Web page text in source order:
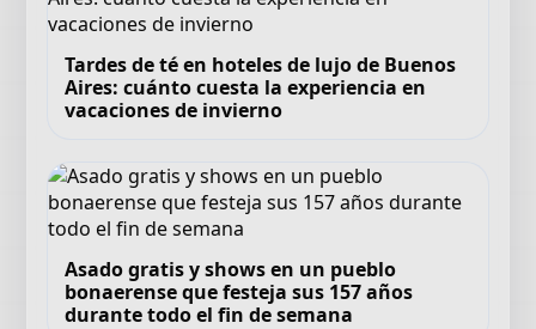
Tardes de té en hoteles de lujo de Buenos
Aires: cuánto cuesta la experiencia en
vacaciones de invierno
Asado gratis y shows en un pueblo
bonaerense que festeja sus 157 años
durante todo el fin de semana